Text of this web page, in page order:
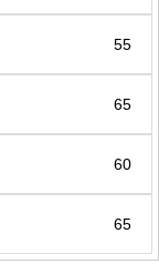
55
65
60
65